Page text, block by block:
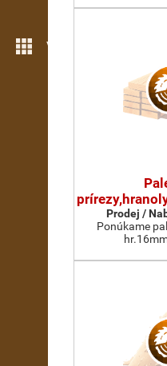
Více možností
Prodej /
Ponúkame